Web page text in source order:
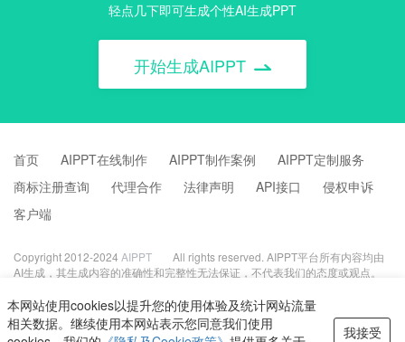
轻点几下即可生成个性AI生成PPT
开始生成AIPPT
本网站使用cookies以提升您的使用体验及统计网站流量
相关数据。继续使用本网站表示您同意我们使用
我接受
首页 AIPPT在线制作 AIPPT制作案例
AIPPT定制服务
商标注册查询
代理合作 法律声明 API接口
侵权申诉
客户端
Copyright 2012-2024 AIPPT
All rights reserved. AIPPT平台所有内容均由
AI生成，其生成内容的准确性和完整性无法保证，不代表我们的态度或观点。
ICP京B2-20242591隐私政策